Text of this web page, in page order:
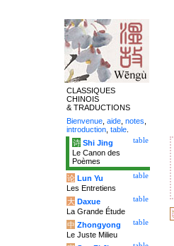
CLASSIQUES
CHINOIS
& TRADUCTIONS
Bienvenue aide notes
introduction table
table
诗 Shi Jing
Le Canon des
Poèmes
table
论 Lun Yu
Les Entretiens
table
大 Daxue
La Grande Étude
table
中 Zhongyong
Le Juste Milieu